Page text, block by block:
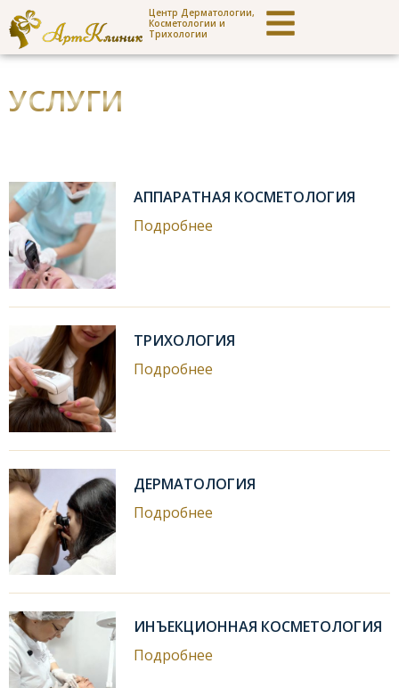
Центр Дерматологии,
Косметологии и
Трихологии
УСЛУГИ
АППАРАТНАЯ КОСМЕТОЛОГИЯ
Подробнее
ТРИХОЛОГИЯ
Подробнее
ДЕРМАТОЛОГИЯ
Подробнее
ИНЪЕКЦИОННАЯ КОСМЕТОЛОГИЯ
Подробнее